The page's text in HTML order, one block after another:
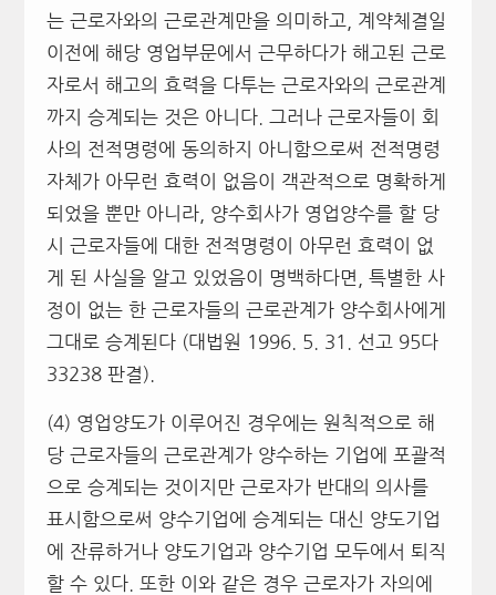
는 근로자와의 근로관계만을 의미하고, 계약체결일
이전에 해당 영업부문에서 근무하다가 해고된 근로
자로서 해고의 효력을 다투는 근로자와의 근로관계
까지 승계되는 것은 아니다. 그러나 근로자들이 회
사의 전적명령에 동의하지 아니함으로써 전적명령
자체가 아무런 효력이 없음이 객관적으로 명확하게
되었을 뿐만 아니라, 양수회사가 영업양수를 할 당
시 근로자들에 대한 전적명령이 아무런 효력이 없
게 된 사실을 알고 있었음이 명백하다면, 특별한 사
정이 없는 한 근로자들의 근로관계가 양수회사에게
그대로 승계된다 (대법원 1996. 5. 31. 선고 95다
33238 판결).
(4) 영업양도가 이루어진 경우에는 원칙적으로 해
당 근로자들의 근로관계가 양수하는 기업에 포괄적
으로 승계되는 것이지만 근로자가 반대의 의사를
표시함으로써 양수기업에 승계되는 대신 양도기업
에 잔류하거나 양도기업과 양수기업 모두에서 퇴직
할 수 있다. 또한 이와 같은 경우 근로자가 자의에